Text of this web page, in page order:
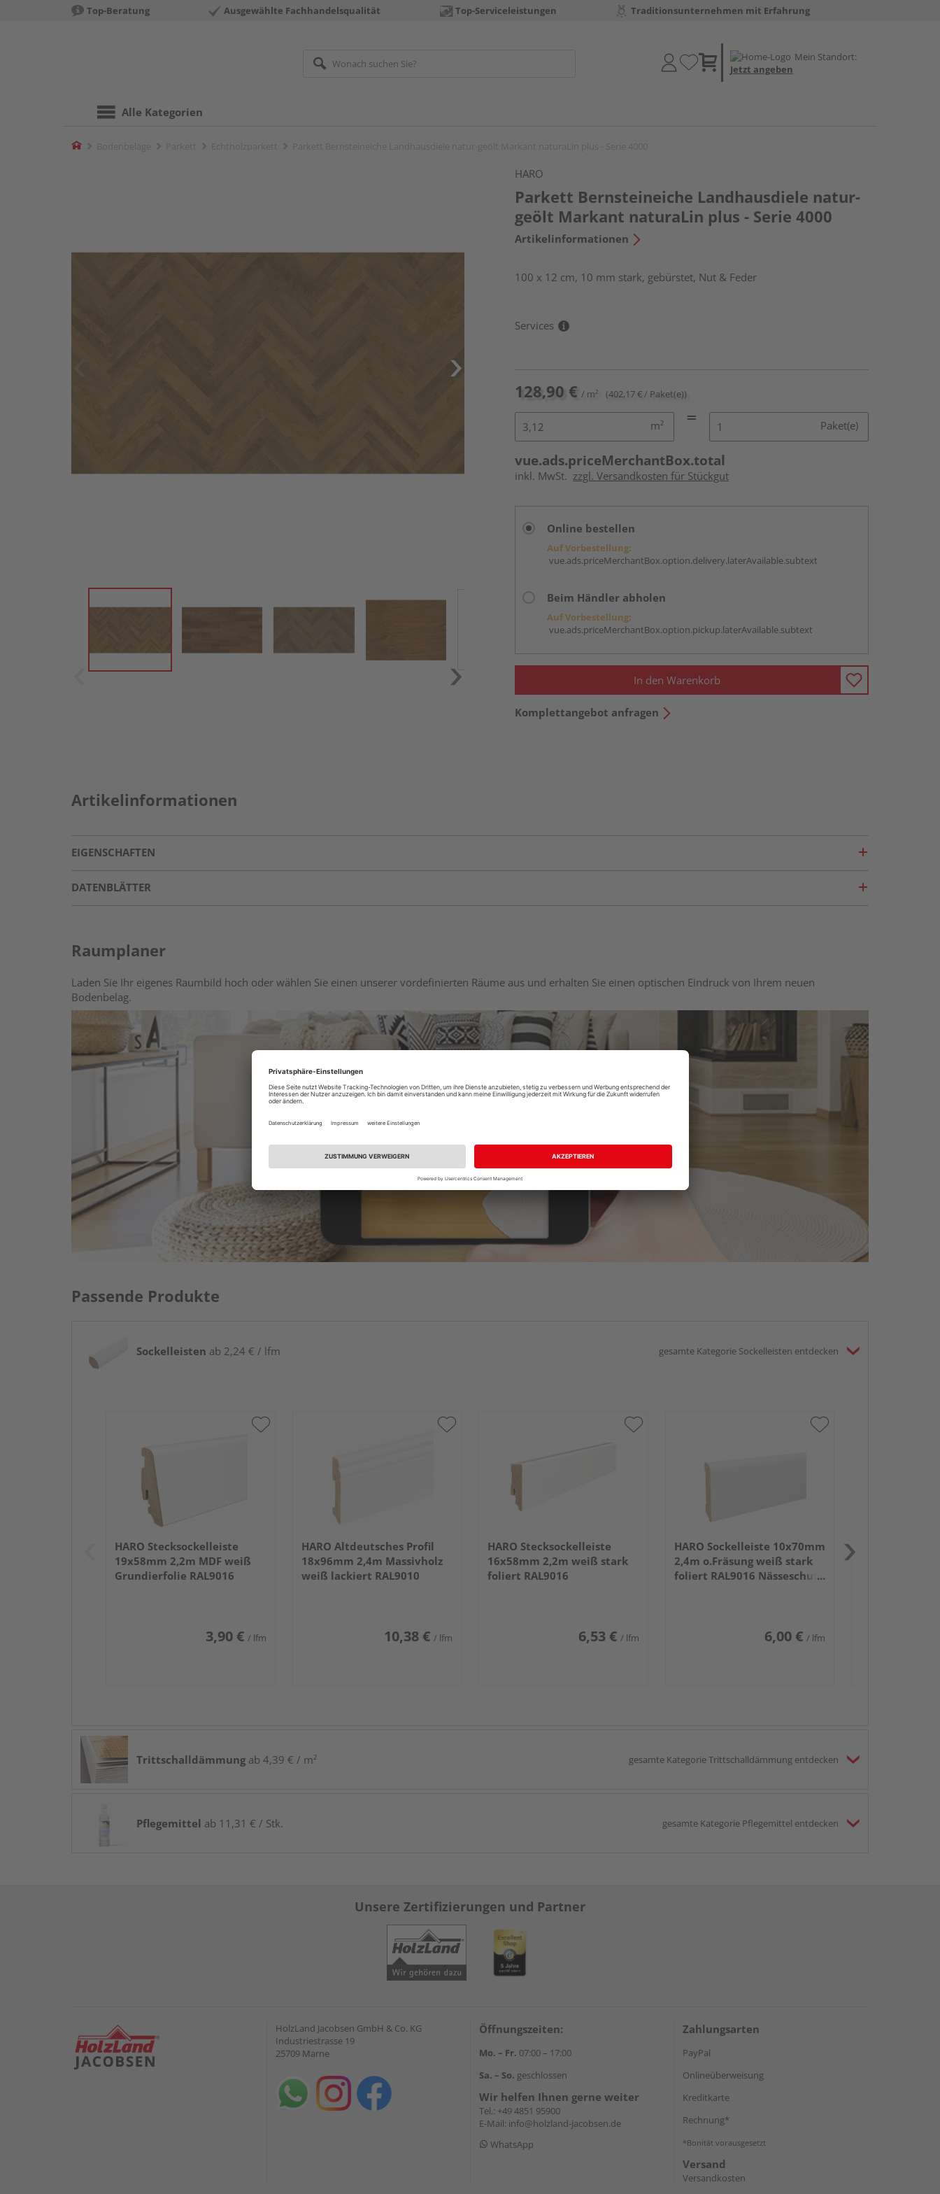
Top-Beratung Ausgewählte Fachhandelsqualität Top-Serviceleistungen Traditionsunternehmen mit Erfahrung
Mein Standort:
Jetzt angeben
Alle Kategorien
Home
HARO
Parkett Bernsteineiche Landhausdiele natur-
geölt Markant naturaLin plus - Serie 4000
Artikelinformationen
100 x 12 cm, 10 mm stark, gebürstet, Nut & Feder
Services
128,90 € / m² (402,17 € / Paket(e))
m² Paket(e)
vue.ads.priceMerchantBox.total
inkl. MwSt. zzgl. Versandkosten für Stückgut
Online bestellen
Auf Vorbestellung:
vue.ads.priceMerchantBox.option.delivery.laterAvailable.subtext
Beim Händler abholen
Auf Vorbestellung:
vue.ads.priceMerchantBox.option.pickup.laterAvailable.subtext
In den Warenkorb
Komplettangebot anfragen
Artikelinformationen
EIGENSCHAFTEN
DATENBLÄTTER
Raumplaner
Laden Sie Ihr eigenes Raumbild hoch oder wählen Sie einen unserer vordefinierten Räume aus und erhalten Sie einen optischen Eindruck von Ihrem neuen
Bodenbelag.
Passende Produkte
Sockelleisten ab 2,24 € / lfm gesamte Kategorie Sockelleisten entdecken
HARO Stecksockelleiste
19x58mm 2,2m MDF weiß
Grundierfolie RAL9016
3,90 € / lfm
HARO Altdeutsches Profil
18x96mm 2,4m Massivholz
weiß lackiert RAL9010
10,38 € / lfm
HARO Stecksockelleiste
16x58mm 2,2m weiß stark
foliert RAL9016
6,53 € / lfm
HARO Sockelleiste 10x70mm
2,4m o.Fräsung weiß stark
foliert RAL9016 Nässeschutz
6,00 € / lfm
Trittschalldämmung ab 4,39 € / m² gesamte Kategorie Trittschalldämmung entdecken
Pflegemittel ab 11,31 € / Stk. gesamte Kategorie Pflegemittel entdecken
Unsere Zertifizierungen und Partner
HolzLand Jacobsen GmbH & Co. KG
Industriestrasse 19
25709 Marne
Öffnungszeiten:
Mo. – Fr. 07:00 – 17:00
Sa. – So. geschlossen
Wir helfen Ihnen gerne weiter
Tel.: +49 4851 95900
E-Mail: info@holzland-jacobsen.de
WhatsApp
Zahlungsarten
PayPal
Onlineüberweisung
Kreditkarte
Rechnung*
*Bonität vorausgesetzt
Versand
Versandkosten